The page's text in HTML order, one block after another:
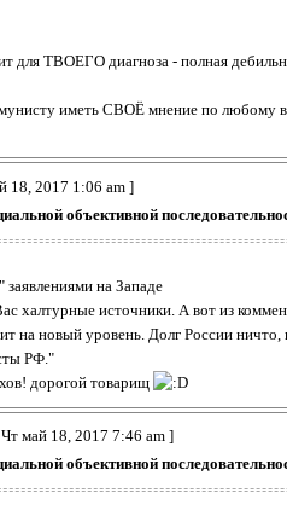
для ТВОЕГО диагноза - полная
иметь СВОЁ мнение по любому
18, 2017 1:06 am ]
объективной
на Западе
халтурные источники. А вот из
на новый уровень. Долг России
РФ."
дорогой товарищ
май 18, 2017 7:46 am ]
объективной